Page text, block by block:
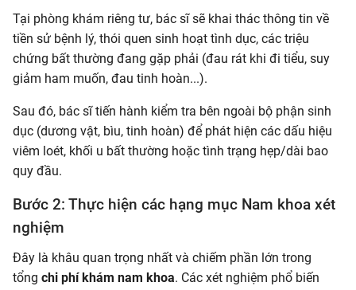
Tại phòng khám riêng tư, bác sĩ sẽ khai thác thông tin về
tiền sử bệnh lý, thói quen sinh hoạt tình dục, các triệu
chứng bất thường đang gặp phải (đau rát khi đi tiểu, suy
giảm ham muốn, đau tinh hoàn...).
Sau đó, bác sĩ tiến hành kiểm tra bên ngoài bộ phận sinh
dục (dương vật, bìu, tinh hoàn) để phát hiện các dấu hiệu
viêm loét, khối u bất thường hoặc tình trạng hẹp/dài bao
quy đầu.
Bước 2: Thực hiện các hạng mục Nam khoa xét
nghiệm
Đây là khâu quan trọng nhất và chiếm phần lớn trong
tổng chi phí khám nam khoa. Các xét nghiệm phổ biến